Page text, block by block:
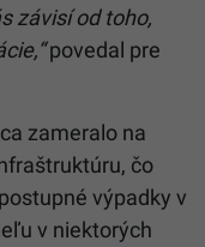
závisí od toho,
povedal pre
zameralo na
čo
výpadky v
v niektorých